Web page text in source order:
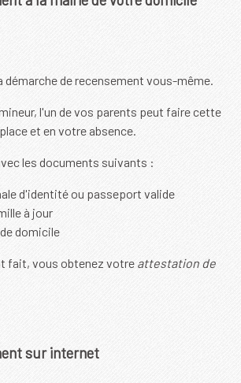
démarche de recensement vous-même.
l'un de vos parents peut faire cette
et en votre absence.
les documents suivants :
d'identité ou passeport valide
à jour
domicile
fait, vous obtenez votre attestation de
sur internet